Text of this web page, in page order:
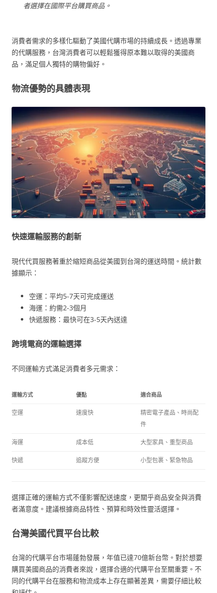
者選擇在國際平台購買商品。
消費者需求的多樣化驅動了美國代購市場的持續成長。透過專業
的代購服務，台灣消費者可以輕鬆獲得原本難以取得的美國商
品，滿足個人獨特的購物偏好。
物流優勢的具體表現
快速運輸服務的創新
現代代買服務著重於縮短商品從美國到台灣的運送時間。統計數
據顯示：
空運：平均5-7天可完成運送
海運：約需2-3個月
快遞服務：最快可在3-5天內送達
跨境電商的運輸選擇
不同運輸方式滿足消費者多元需求：
運輸方式 優點 適合商品
空運 速度快
精密電子產品、時尚配
件
海運 成本低 大型家具、重型商品
快遞 追蹤方便 小型包裹、緊急物品
選擇正確的運輸方式不僅影響配送速度，更關乎商品安全與消費
者滿意度。建議根據商品特性、預算和時效性靈活選擇。
台灣美國代買平台比較
台灣的代購平台市場蓬勃發展，年值已達70億新台幣。對於想要
購買美國商品的消費者來說，選擇合適的代購平台至關重要。不
同的代購平台在服務和物流成本上存在顯著差異，需要仔細比較